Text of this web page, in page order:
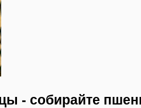
- собирайте